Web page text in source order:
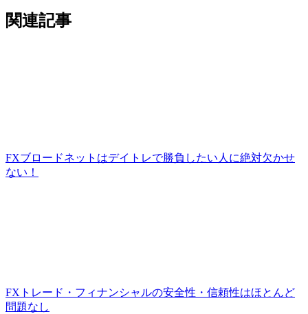
関連記事
FXブロードネットはデイトレで勝負したい人に絶対欠かせ
ない！
FXトレード・フィナンシャルの安全性・信頼性はほとんど
問題なし